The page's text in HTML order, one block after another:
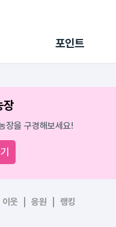
포인트
출석 룰렛
후원
장
장을 구경해보세요!
이웃 응원 랭킹